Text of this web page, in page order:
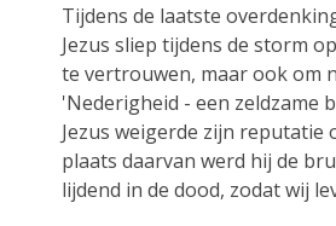
Tijdens de laatste
Jezus sliep tijdens de storm
te vertrouwen, maar ook om
'Nederigheid - een zeldzame
Jezus weigerde zijn reputatie
plaats daarvan werd hij de
lijdend in de dood, zodat wij